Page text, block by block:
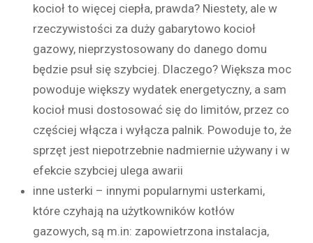
kocioł to więcej ciepła, prawda? Niestety, ale w
rzeczywistości za duży gabarytowo kocioł
gazowy, nieprzystosowany do danego domu
będzie psuł się szybciej. Dlaczego? Większa moc
powoduje większy wydatek energetyczny, a sam
kocioł musi dostosować się do limitów, przez co
częściej włącza i wyłącza palnik. Powoduje to, że
sprzęt jest niepotrzebnie nadmiernie używany i w
efekcie szybciej ulega awarii
inne usterki – innymi popularnymi usterkami,
które czyhają na użytkowników kotłów
gazowych, są m.in: zapowietrzona instalacja,